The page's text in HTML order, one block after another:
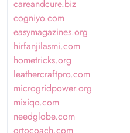
careandcure.biz
cogniyo.com
easymagazines.org
hirfanjilasmi.com
hometricks.org
leathercraftpro.com
microgridpower.org
mixiqo.com
needglobe.com